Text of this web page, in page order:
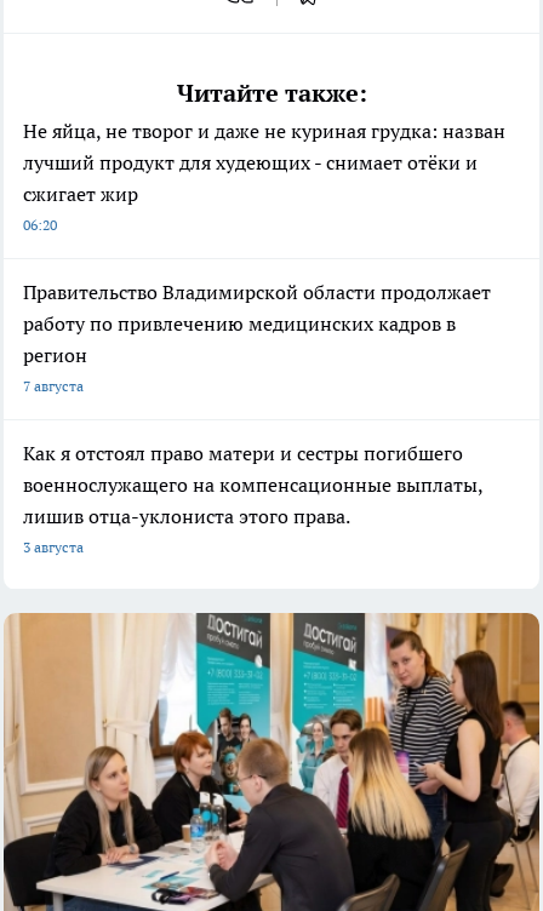
Читайте также:
Не яйца, не творог и даже не куриная грудка: назван
лучший продукт для худеющих - снимает отёки и
сжигает жир
06:20
Правительство Владимирской области продолжает
работу по привлечению медицинских кадров в
регион
7 августа
Как я отстоял право матери и сестры погибшего
военнослужащего на компенсационные выплаты,
лишив отца-уклониста этого права.
3 августа